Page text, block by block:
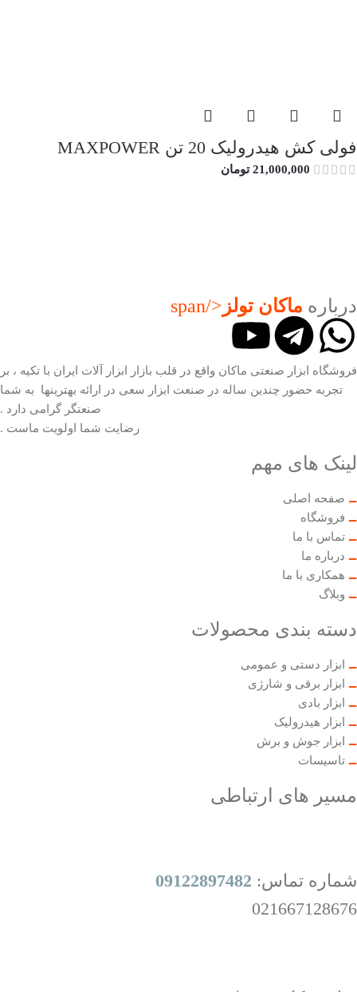
فولی کش هیدرولیک 20 تن MAXPOWER
21,000,000 تومان
درباره ماکان تولز </span
فروشگاه ابزار صنعتی ماکان واقع در قلب بازار ابزار آلات ایران با تکیه ، بر
تجربه حضور چندین ساله در صنعت ابزار سعی در ارائه بهترینها به شما
صنعتگر گرامی دارد .
رضایت شما اولویت ماست .
لینک های مهم
صفحه اصلی
فروشگاه
تماس با ما
درباره ما
همکاری با ما
وبلاگ
دسته بندی محصولات
ابزار دستی و عمومی
ابزار برقی و شارژی
ابزار بادی
ابزار هیدرولیک
ابزار جوش و برش
تاسیسات
مسیر های ارتباطی
شماره تماس: 09122897482
021667128676